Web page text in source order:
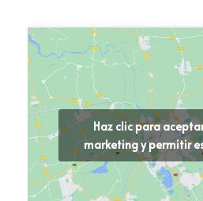
Haz clic para
marketing y permitir